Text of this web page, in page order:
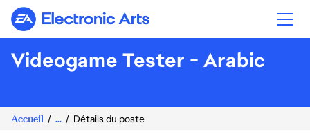
Electronic Arts
Videogame Tester - Arabic
Accueil ... Détails du poste